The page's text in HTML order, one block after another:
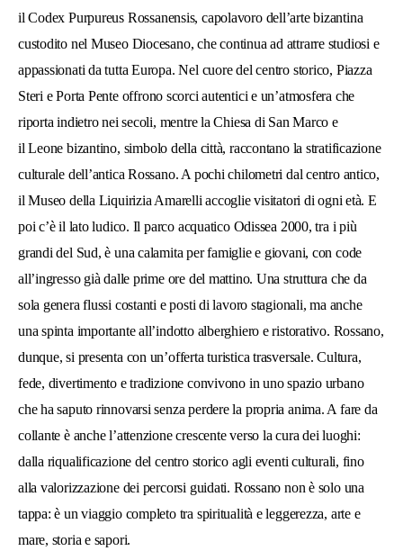
il Codex Purpureus Rossanensis, capolavoro dell’arte bizantina
custodito nel Museo Diocesano, che continua ad attrarre studiosi e
appassionati da tutta Europa. Nel cuore del centro storico, Piazza
Steri e Porta Pente offrono scorci autentici e un’atmosfera che
riporta indietro nei secoli, mentre la Chiesa di San Marco e
il Leone bizantino, simbolo della città, raccontano la stratificazione
culturale dell’antica Rossano. A pochi chilometri dal centro antico,
il Museo della Liquirizia Amarelli accoglie visitatori di ogni età. E
poi c’è il lato ludico. Il parco acquatico Odissea 2000, tra i più
grandi del Sud, è una calamita per famiglie e giovani, con code
all’ingresso già dalle prime ore del mattino. Una struttura che da
sola genera flussi costanti e posti di lavoro stagionali, ma anche
una spinta importante all’indotto alberghiero e ristorativo. Rossano,
dunque, si presenta con un’offerta turistica trasversale. Cultura,
fede, divertimento e tradizione convivono in uno spazio urbano
che ha saputo rinnovarsi senza perdere la propria anima. A fare da
collante è anche l’attenzione crescente verso la cura dei luoghi:
dalla riqualificazione del centro storico agli eventi culturali, fino
alla valorizzazione dei percorsi guidati. Rossano non è solo una
tappa: è un viaggio completo tra spiritualità e leggerezza, arte e
mare, storia e sapori.